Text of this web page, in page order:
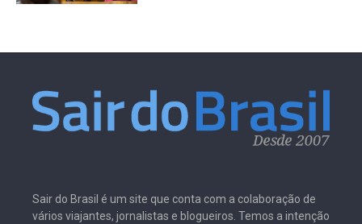
Sair do Brasil é um site que conta com a colaboração de
vários viajantes, jornalistas e blogueiros. Temos a intenção